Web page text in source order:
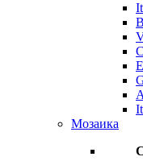
Мозаика